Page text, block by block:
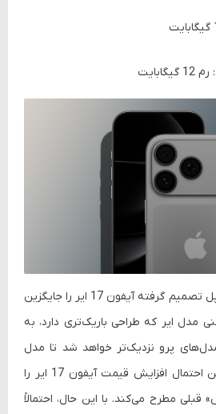
نکته جالب اینجاست که اپل تصمیم گرفته آیفون 17 ایر را جایگزین
مدل ایر که طراحی باریک‌تری دارد، به
مدل‌های پرو نزدیک‌تر خواهد شد تا مدل
پایه. این موضوع همچنین احتمال افزایش قیمت آیفون 17 ایر را
مطرح می‌کند. با این حال، احتمالاً